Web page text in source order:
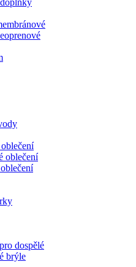
oblečení
dospělé
brýle